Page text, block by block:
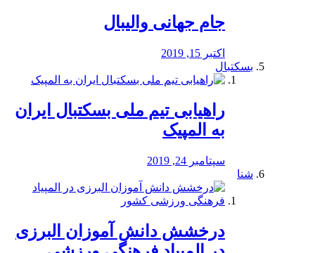
جام جهانی والیبال
اکتبر 15, 2019
بسکتبال
راهیابی تیم ملی بسکتبال ایران
به المپیک
سپتامبر 24, 2019
شنا
درخشش دانش آموزان البرزی